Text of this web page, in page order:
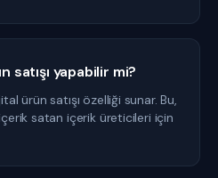
yapabilir mi?
ürün satışı özelliği sunar. Bu,
satan içerik üreticileri için